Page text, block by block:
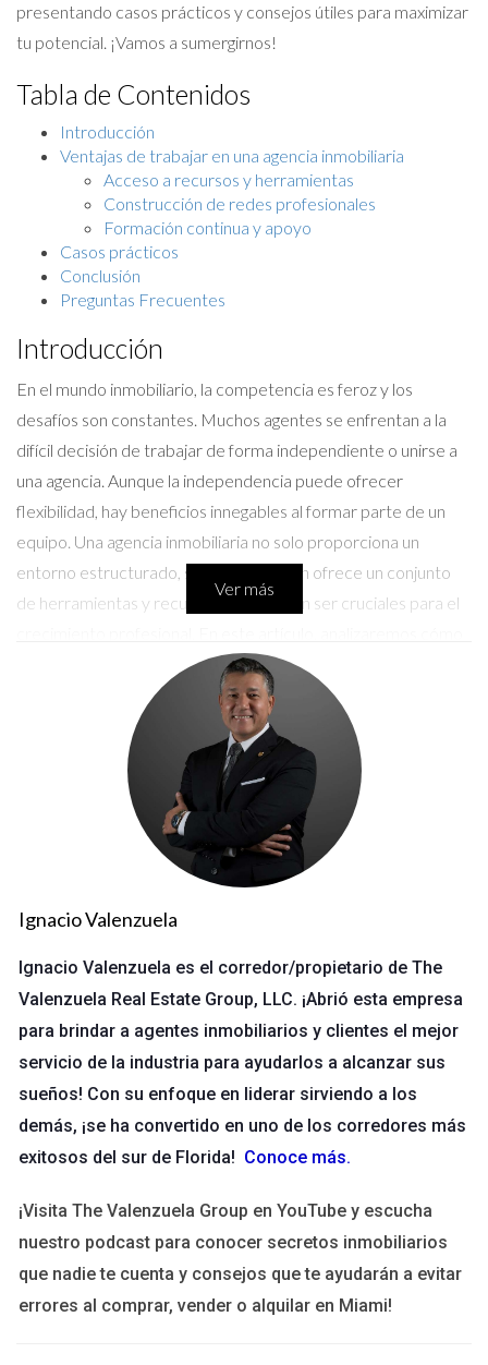
presentando casos prácticos y consejos útiles para maximizar
tu potencial. ¡Vamos a sumergirnos!
Tabla de Contenidos
Introducción
Ventajas de trabajar en una agencia inmobiliaria
Acceso a recursos y herramientas
Construcción de redes profesionales
Formación continua y apoyo
Casos prácticos
Conclusión
Preguntas Frecuentes
Introducción
En el mundo inmobiliario, la competencia es feroz y los
desafíos son constantes. Muchos agentes se enfrentan a la
difícil decisión de trabajar de forma independiente o unirse a
una agencia. Aunque la independencia puede ofrecer
flexibilidad, hay beneficios innegables al formar parte de un
equipo. Una agencia inmobiliaria no solo proporciona un
entorno estructurado, sino que también ofrece un conjunto
de herramientas y recursos que pueden ser cruciales para el
estas ventajas pueden acelerar tu carrera y llevarte al
Ventajas de trabajar en una agencia
inmobiliaria
Acceso a recursos y herramientas
Una de las principales ventajas de trabajar en una agencia
inmobiliaria es el acceso a recursos que, como agente
independiente, podrías no tener. Esto incluye software
marketing digital y bases de datos con listados actualizados.
Estos recursos son fundamentales para optimizar tus
procesos y mejorar la experiencia del cliente.
“El acceso a tecnología avanzada puede marcar la
diferencia entre cerrar un trato o perderlo.”
Cuando te unes a una agencia inmobiliaria, automáticamente
conocimientos y referir clientes entre sí. Las conexiones que
Ver más
Ignacio Valenzuela
Ignacio Valenzuela es el corredor/propietario de The
Valenzuela Real Estate Group, LLC. ¡Abrió esta empresa
para brindar a agentes inmobiliarios y clientes el mejor
servicio de la industria para ayudarlos a alcanzar sus
sueños! Con su enfoque en liderar sirviendo a los
demás, ¡se ha convertido en uno de los corredores más
exitosos del sur de Florida! Conoce más.
¡Visita The Valenzuela Group en YouTube y escucha
nuestro podcast para conocer secretos inmobiliarios
que nadie te cuenta y consejos que te ayudarán a evitar
errores al comprar, vender o alquilar en Miami!